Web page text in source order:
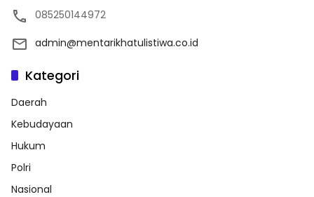
085250144972
admin@mentarikhatulistiwa.co.id
Kategori
Daerah
Kebudayaan
Hukum
Polri
Nasional